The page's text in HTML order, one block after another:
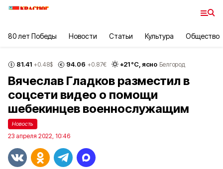
80 лет Победы Новости Статьи Культура Общество
81.41 +0.48$ 94.06 +0.87€ +21°С, ясно Белгород
Вячеслав Гладков разместил в
соцсети видео о помощи
шебекинцев военнослужащим
Новость
23 апреля 2022, 10:46